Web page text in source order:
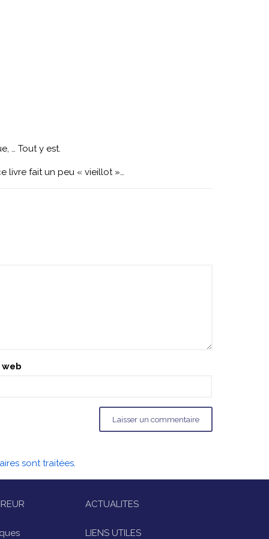
… Tout y est.
livre fait un peu « vieillot »…
sont traitées.
ACTUALITES
LIENS UTILES